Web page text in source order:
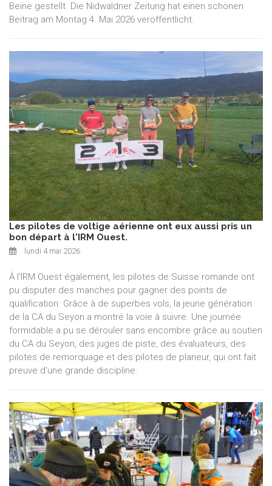
Beine gestellt. Die Nidwaldner Zeitung hat einen schönen
Beitrag am Montag 4. Mai 2026 veröffentlicht.
Les pilotes de voltige aérienne ont eux aussi pris un
bon départ à l'IRM Ouest.
lundi 4 mai 2026
À l'IRM Ouest également, les pilotes de Suisse romande ont
pu disputer des manches pour gagner des points de
qualification. Grâce à de superbes vols, la jeune génération
de la CA du Seyon a montré la voie à suivre. Une journée
formidable a pu se dérouler sans encombre grâce au soutien
du CA du Seyon, des juges de piste, des évaluateurs, des
pilotes de remorquage et des pilotes de planeur, qui ont fait
preuve d'une grande discipline.